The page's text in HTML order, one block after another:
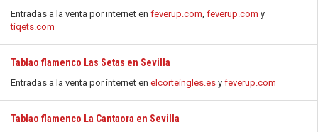
Entradas a la venta por internet en feverup.com, feverup.com y
tiqets.com
Tablao flamenco Las Setas en Sevilla
Entradas a la venta por internet en elcorteingles.es y feverup.com
Tablao flamenco La Cantaora en Sevilla